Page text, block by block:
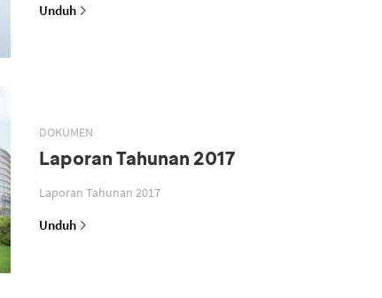
Unduh
DOKUMEN
Laporan Tahunan 2017
Laporan Tahunan 2017
Unduh